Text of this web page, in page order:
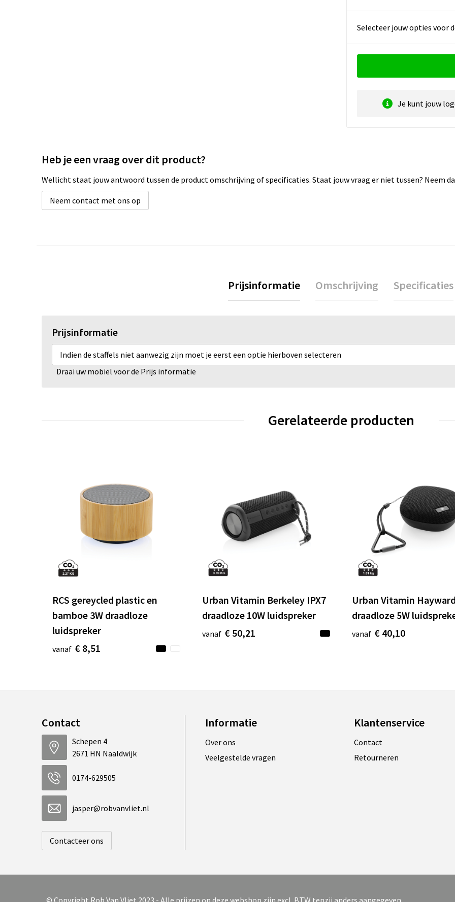
Selecteer jouw opties voor
Je kunt jouw
Heb je een vraag over dit product?
Wellicht staat jouw antwoord tussen de product omschrijving of specificaties. Staat jouw vraag er niet tussen? Neem
Neem contact met ons op
Prijsinformatie Omschrijving Specificaties
Prijsinformatie
Indien de staffels niet aanwezig zijn moet je eerst een optie hierboven selecteren
Draai uw mobiel voor de Prijs informatie
Gerelateerde producten
RCS gereycled plastic en
bamboe 3W draadloze
luidspreker
vanaf € 8,51
Urban Vitamin Berkeley IPX7
draadloze 10W luidspreker
vanaf € 50,21
Urban Vitamin
draadloze 5W
vanaf € 40,10
Contact
Schepen 4
2671 HN Naaldwijk
0174-629505
jasper@robvanvliet.nl
Contacteer ons
Informatie
Over ons
Veelgestelde vragen
Klantenservice
Contact
Retourneren
© Copyright Rob Van Vliet 2023 - Alle prijzen op deze webshop zijn excl. BTW tenzij anders aangegeven.